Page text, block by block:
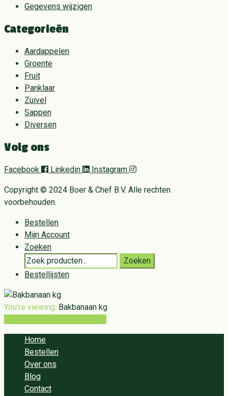
Gegevens wijzigen
Categorieën
Aardappelen
Groente
Fruit
Panklaar
Zuivel
Sappen
Diversen
Volg ons
Facebook Linkedin Instagram
Copyright © 2024 Boer & Chef B.V. Alle rechten
voorbehouden.
Bestellen
Mijn Account
Zoeken
Search
for:
Zoeken
Bestellijsten
You're viewing: Bakbanaan kg
Home
Bestellen
Over ons
Blog
Contact